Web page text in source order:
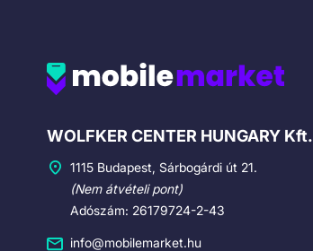
Cégadatok
WOLFKER CENTER HUNGARY Kft.
1115 Budapest, Sárbogárdi út 21.
(Nem átvételi pont)
Adószám: 26179724-2-43
info@mobilemarket.hu